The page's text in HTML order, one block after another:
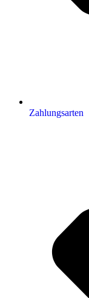
Zahlungsarten